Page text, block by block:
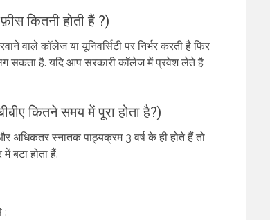
कितनी होती हैं ?)
वाले कॉलेज या यूनिवर्सिटी पर निर्भर करती है फिर
सकता है. यदि आप सरकारी कॉलेज में प्रवेश लेते है
कितने समय में पूरा होता है?)
अधिकतर स्नातक पाठ्यक्रम 3 वर्ष के ही होते हैं तो
बटा होता हैं.
: